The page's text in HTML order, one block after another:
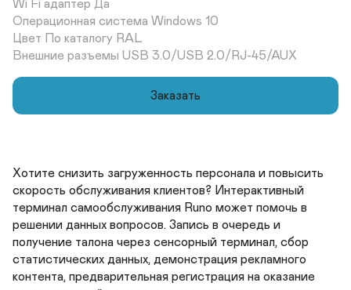
Wi Fi адаптер Да
Операционная система Windows 10
Цвет По каталогу RAL
Внешние разъемы USB 3.0/USB 2.0/RJ-45/AUX
Заказать
Хотите снизить загруженность персонала и повысить
скорость обслуживания клиентов? Интерактивный
терминал самообслуживания Runo может помочь в
решении данных вопросов. Запись в очередь и
получение талона через сенсорный терминал, сбор
статистических данных, демонстрация рекламного
контента, предварительная регистрация на оказание